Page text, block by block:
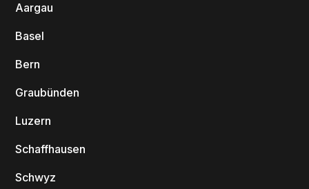
Aargau
Basel
Bern
Graubünden
Luzern
Schaffhausen
Schwyz